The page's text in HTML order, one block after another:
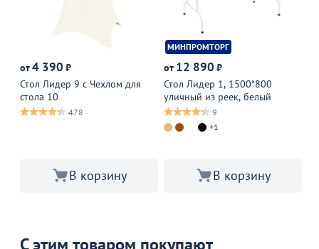
от4 390 ₽
Стол Лидер 9 с Чехлом для
стола 10
478
В корзину
МИНПРОМТОРГ
от 12 890 ₽
Стол Лидер 1, 1500*800
уличный из реек, белый
9
+1
В корзину
С этим товаром покупают